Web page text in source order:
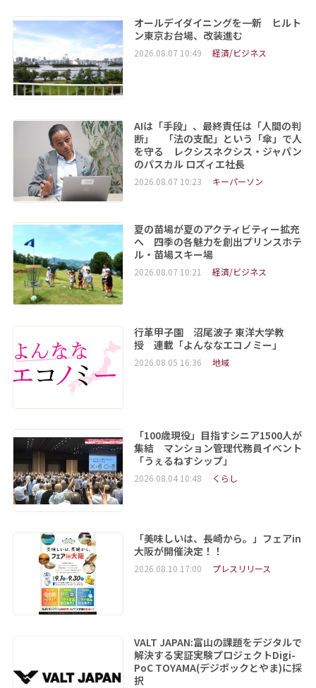
オールデイダイニングを一新 ヒルト
ン東京お台場、改装進む
2026.08.07 10:49 経済/ビジネス
AIは「手段」、最終責任は「人間の判
断」 「法の支配」という「傘」で人
を守る レクシスネクシス・ジャパン
のパスカル ロズィエ社長
2026.08.07 10:23 キーパーソン
夏の苗場が夏のアクティビティー拡充
へ 四季の各魅力を創出プリンスホテ
ル・苗場スキー場
2026.08.07 10:21 経済/ビジネス
行革甲子園 沼尾波子 東洋大学教
授 連載「よんななエコノミー」
2026.08.05 16:36 地域
「100歳現役」目指すシニア1500人が
集結 マンション管理代務員イベント
「うぇるねすシップ」
2026.08.04 10:48 くらし
「美味しいは、長崎から。」フェアin
大阪が開催決定！！
2026.08.10 17:00 プレスリリース
VALT JAPAN:富山の課題をデジタルで
解決する実証実験プロジェクトDigi-
PoC TOYAMA(デジポックとやま)に採
択